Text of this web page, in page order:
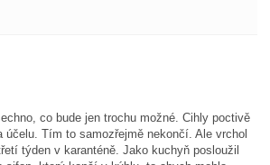
co bude jen trochu možné. Cihly poctivě
Tím to samozřejmě nekončí. Ale vrchol
týden v karanténě. Jako kuchyň posloužil